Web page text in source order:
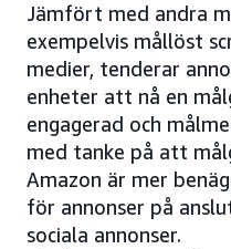
Jämfört med andra
exempelvis mållöst
medier, tenderar
enheter att nå en
engagerad och
med tanke på att
Amazon är mer
för annonser på
sociala annonser.